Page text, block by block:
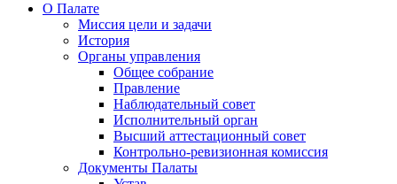
О Палате
Миссия цели и задачи
История
Органы управления
Общее собрание
Правление
Наблюдательный совет
Исполнительный орган
Высший аттестационный совет
Контрольно-ревизионная комиссия
Документы Палаты